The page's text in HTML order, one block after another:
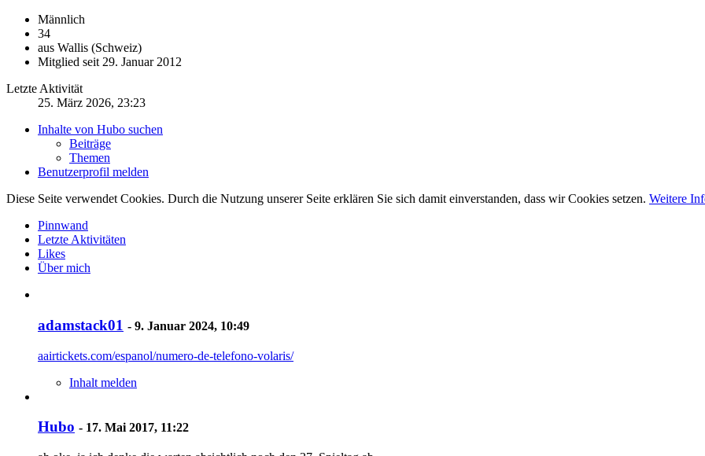
Männlich
34
aus Wallis (Schweiz)
Mitglied seit 29. Januar 2012
Letzte Aktivität
25. März 2026, 23:23
Inhalte von Hubo suchen
Beiträge
Themen
Benutzerprofil melden
Diese Seite verwendet Cookies. Durch die Nutzung unserer Seite erklären Sie sich damit einverstanden, dass wir Cookies setzen. Weitere
Pinnwand
Letzte Aktivitäten
Likes
Über mich
adamstack01 - 9. Januar 2024, 10:49
aairtickets.com/espanol/numero-de-telefono-volaris/
Inhalt melden
Hubo - 17. Mai 2017, 11:22